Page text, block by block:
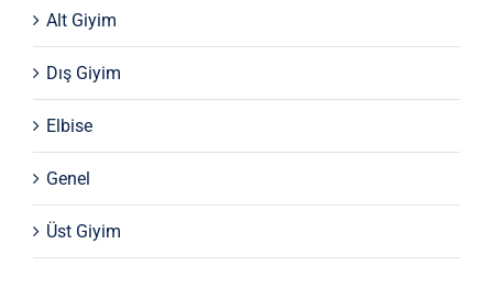
Alt Giyim
Dış Giyim
Elbise
Genel
Üst Giyim